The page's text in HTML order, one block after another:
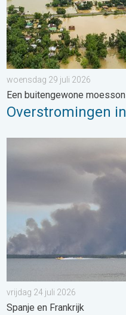
woensdag 29 juli 2026
Een buitengewone moesson
Overstromingen
Bosbranden lopen uit de
vrijdag 24 juli 2026
Spanje en Frankrijk